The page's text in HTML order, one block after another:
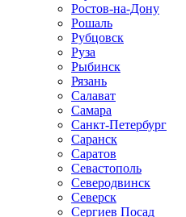
Ростов-на-Дону
Рошаль
Рубцовск
Руза
Рыбинск
Рязань
Салават
Самара
Санкт-Петербург
Саранск
Саратов
Севастополь
Северодвинск
Северск
Сергиев Посад